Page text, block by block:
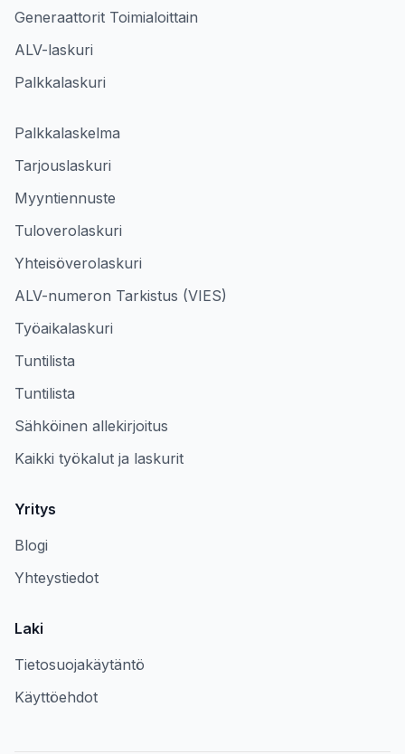
Generaattorit Toimialoittain
ALV-laskuri
Palkkalaskuri
Palkkalaskelma
Tarjouslaskuri
Myyntiennuste
Tuloverolaskuri
Yhteisöverolaskuri
ALV-numeron Tarkistus (VIES)
Työaikalaskuri
Tuntilista
Tuntilista
Sähköinen allekirjoitus
Kaikki työkalut ja laskurit
Yritys
Blogi
Yhteystiedot
Laki
Tietosuojakäytäntö
Käyttöehdot